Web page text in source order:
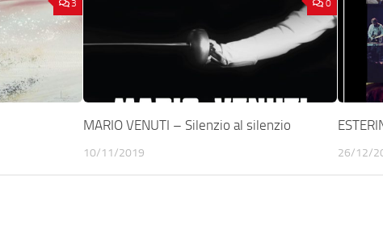
3 0
MARIO VENUTI – Silenzio al silenzio
10/11/2019 26/12/